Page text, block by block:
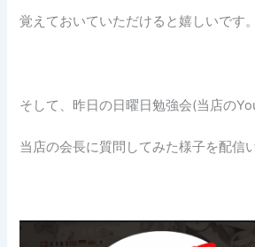
覚えておいていただけると嬉しいです。
そして、昨日の日曜日勉強会(当店の
当店の会長に質問してみた様子を配信